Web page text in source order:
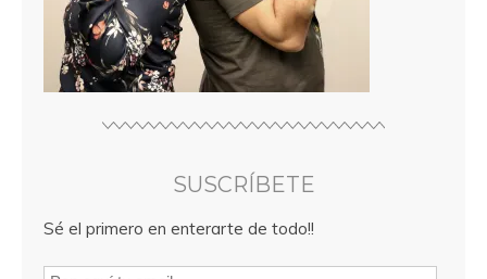
SUSCRÍBETE
Sé el primero en enterarte de todo!!